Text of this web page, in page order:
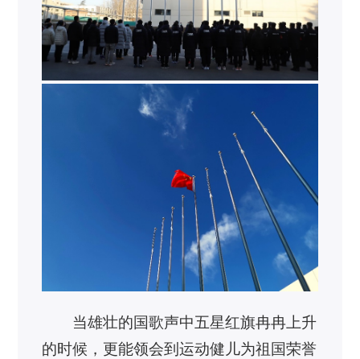
当雄壮的国歌声中五星红旗冉冉上升
的时候，更能领会到运动健儿为祖国荣誉